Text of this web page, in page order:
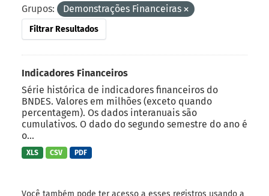
Grupos:
Demonstrações Financeiras
Filtrar Resultados
Indicadores Financeiros
Série histórica de indicadores financeiros do
BNDES. Valores em milhões (exceto quando
percentagem). Os dados interanuais são
cumulativos. O dado do segundo semestre do ano é
o...
XLS CSV PDF